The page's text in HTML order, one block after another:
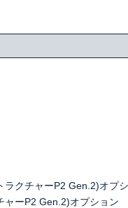
クチャーP2 Gen.2)オプ
ャーP2 Gen.2)オプション